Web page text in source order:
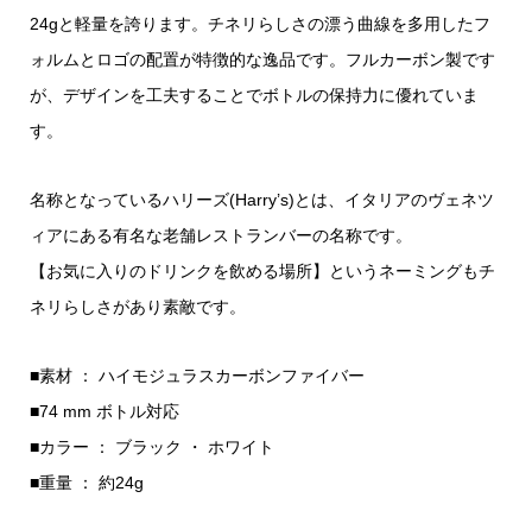
24gと軽量を誇ります。チネリらしさの漂う曲線を多用したフ
ォルムとロゴの配置が特徴的な逸品です。フルカーボン製です
が、デザインを工夫することでボトルの保持力に優れていま
す。
名称となっているハリーズ(Harry’s)とは、イタリアのヴェネツ
ィアにある有名な老舗レストランバーの名称です。
【お気に入りのドリンクを飲める場所】というネーミングもチ
ネリらしさがあり素敵です。
■素材 ： ハイモジュラスカーボンファイバー
■74 mm ボトル対応
■カラー ： ブラック ・ ホワイト
■重量 ： 約24g